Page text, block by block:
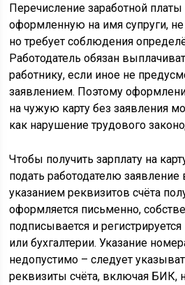
Перечисление заработной платы
оформленную на имя супруги,
но требует соблюдения
Работодатель обязан
работнику, если иное не
заявлением. Поэтому
на чужую карту без заявления
как нарушение трудового
Чтобы получить зарплату на
подать работодателю
указанием реквизитов счёта
оформляется письменно,
подписывается и
или бухгалтерии. Указание
недопустимо – следует
реквизиты счёта, включая БИК,